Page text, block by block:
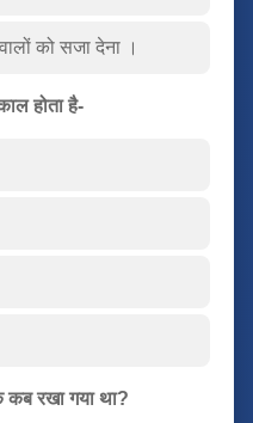
को सजा देना ।
होता है-
रखा गया था?